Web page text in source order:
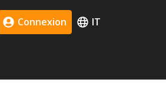
Connexion IT